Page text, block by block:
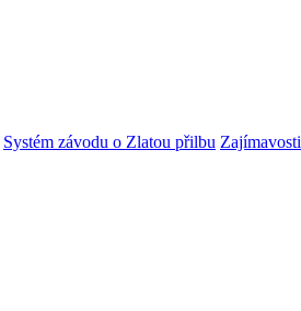
Systém závodu o Zlatou přilbu Zajímavosti